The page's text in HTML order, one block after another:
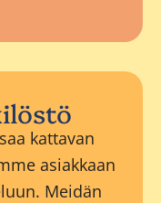
kattavan
asiakkaan
Meidän